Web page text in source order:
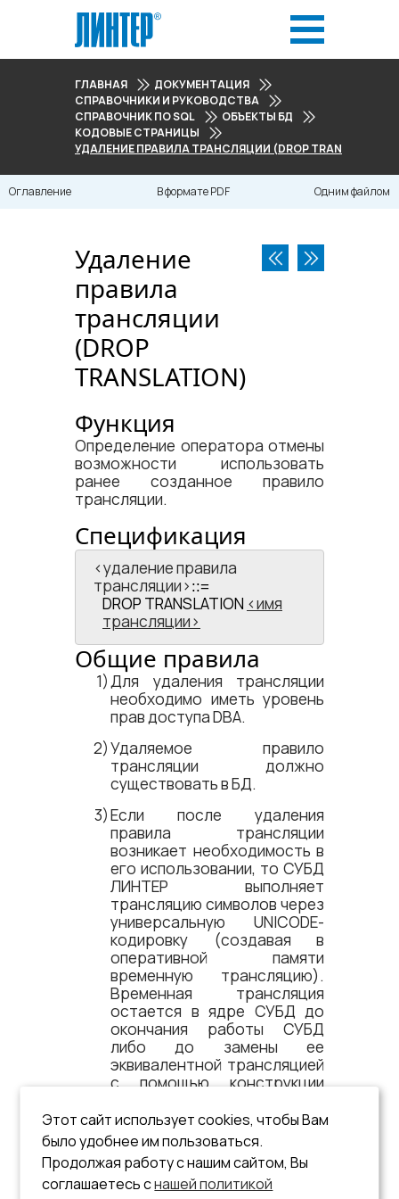
ГЛАВНАЯ
ДОКУМЕНТАЦИЯ
СПРАВОЧНИКИ И РУКОВОДСТВА
СПРАВОЧНИК ПО SQL
ОБЪЕКТЫ БД
КОДОВЫЕ СТРАНИЦЫ
УДАЛЕНИЕ ПРАВИЛА ТРАНСЛЯЦИИ (DROP TRANSLATION)
Оглавление В формате PDF Одним файлом
Удаление
правила
трансляции
(DROP
TRANSLATION)
Функция
Определение оператора отмены
возможности использовать
ранее созданное правило
трансляции.
Спецификация
<​удаление правила
трансляции​> ::=
DROP TRANSLATION
имя
трансляции
Общие правила
Для удаления трансляции
необходимо иметь уровень
прав доступа DBA.
Удаляемое правило
трансляции должно
существовать в БД.
Если после удаления
правила трансляции
возникает необходимость в
его использовании, то СУБД
ЛИНТЕР выполняет
трансляцию символов через
универсальную UNICODE-
кодировку (создавая в
оперативной памяти
временную трансляцию).
Временная трансляция
остается в ядре СУБД до
окончания работы СУБД
либо до замены ее
эквивалентной трансляцией
с помощью конструкции
Пример
drop translation
Этот сайт использует cookies, чтобы Вам
было удобнее им пользоваться.
Продолжая работу с нашим сайтом, Вы
соглашаетесь снашей политикой